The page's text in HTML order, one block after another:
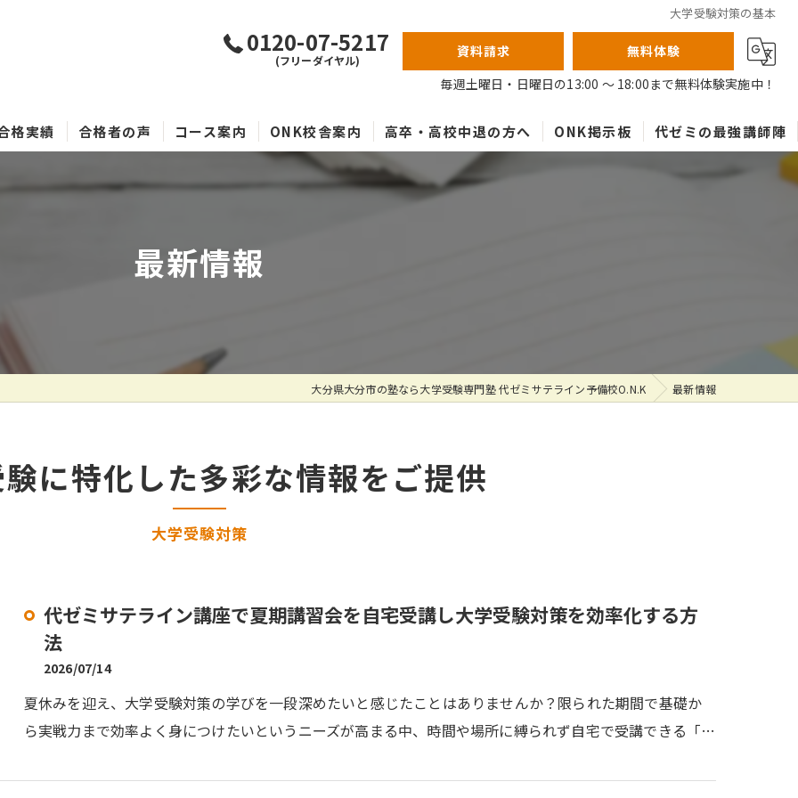
大学受験対策の基本
0120-07-5217
(フリーダイヤル)
資料請求
無料体験
毎週土曜日・日曜日の13:00 ～ 18:00まで無料体験実施中！
格実績 合格者の声 コース案内 ONK校舎案内 高卒・高校中退の方へ ONK掲示板 代ゼミの最強講師陣
最新情報
大分県大分市の塾なら大学受験専門塾 代ゼミサテライン予備校O.N.K 最新情報
に特化した多彩な情報をご提供
大学受験対策
代ゼミサテライン講座で夏期講習会を自宅受講し大学受験対策を効率化する方
法
2026/07/14
夏休みを迎え、大学受験対策の学びを一段深めたいと感じたことはありませんか？限られた期間で基礎か
ら実戦力まで効率よく身につけたいというニーズが高まる中、時間や場所に縛られず自宅で受講できる「…